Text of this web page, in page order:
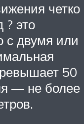
четко
? это
с двумя или
50
— не более